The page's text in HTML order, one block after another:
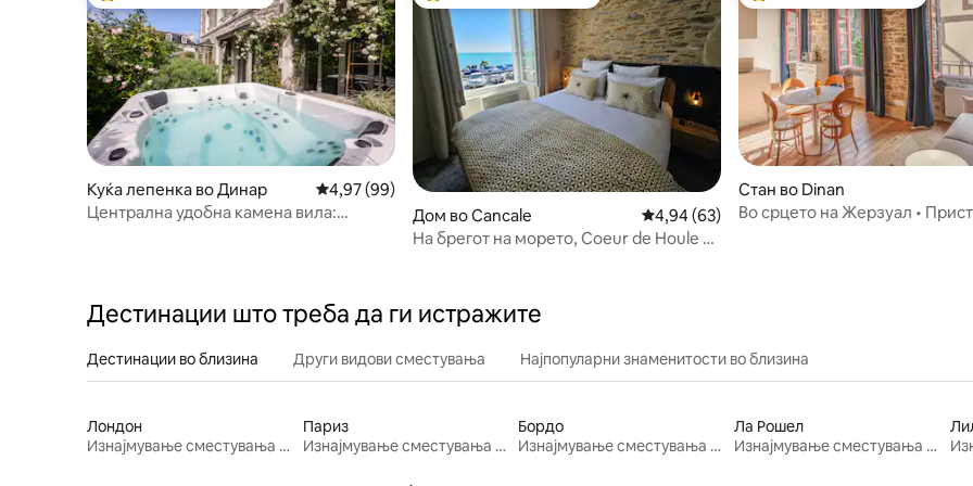
Куќа лепенка во Динар Просечна оцена: 4,97 од 5, 99 рецензии
4,97 (99)
Централна удобна камена вила:
Дом во Cancale Просечна оцена: 4,94 од 5, 63 рецензии
4,94 (63)
На брегот на морето, Coeur de Houle 3*
Стан во Dinan
Во срцето на Жерзуал •
Дестинации што треба да ги истражите
Дестинации во близина Други видови сместувања Најпопуларни знаменитости во близина
Лондон
Изнајмување сместувања за одмор
Париз
Изнајмување сместувања за одмор
Бордо
Изнајмување сместувања за одмор
Ла Рошел
Изнајмување сместувања за одмор